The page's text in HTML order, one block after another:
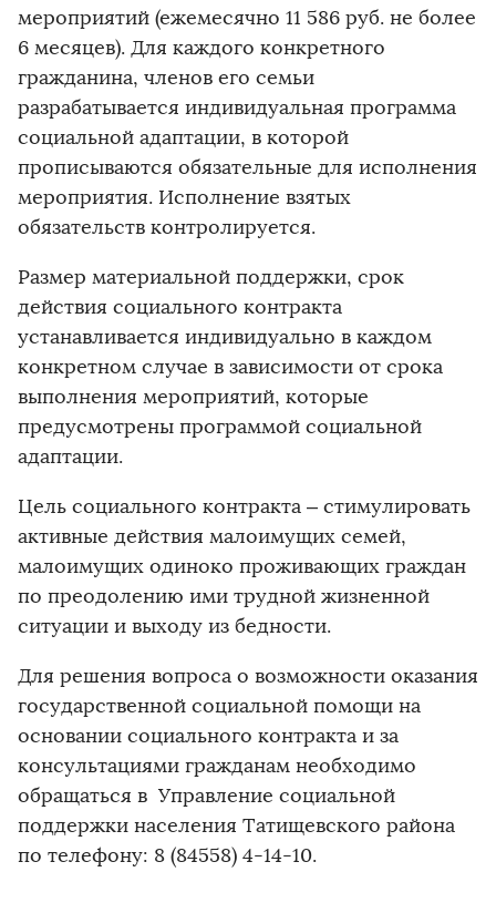
мероприятий (ежемесячно 11 586 руб. не более
6 месяцев). Для каждого конкретного
гражданина, членов его семьи
разрабатывается индивидуальная программа
социальной адаптации, в которой
прописываются обязательные для исполнения
мероприятия. Исполнение взятых
обязательств контролируется.
Размер материальной поддержки, срок
действия социального контракта
устанавливается индивидуально в каждом
конкретном случае в зависимости от срока
выполнения мероприятий, которые
предусмотрены программой социальной
адаптации.
Цель социального контракта – стимулировать
активные действия малоимущих семей,
малоимущих одиноко проживающих граждан
по преодолению ими трудной жизненной
ситуации и выходу из бедности.
Для решения вопроса о возможности оказания
государственной социальной помощи на
основании социального контракта и за
консультациями гражданам необходимо
обращаться в Управление социальной
поддержки населения Татищевского района
по телефону: 8 (84558) 4-14-10.